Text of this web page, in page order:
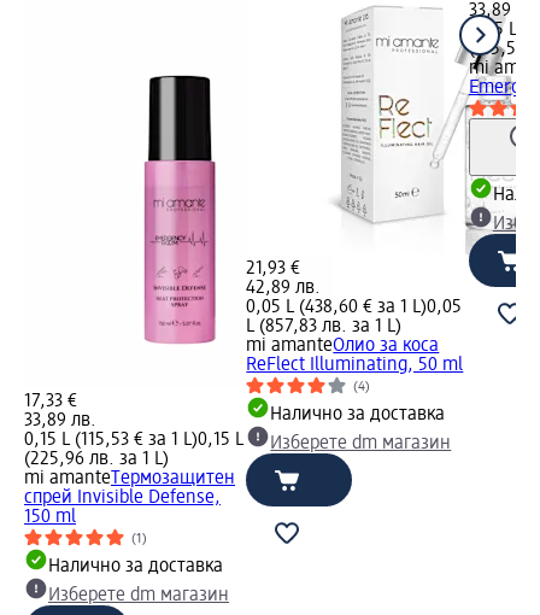
17,33 €
33,89 лв.
0,15 L (115,53 € за 1 L)0,15 L
(225,96 лв. за 1 L)
mi amante Tермозащитен
спрей Invisible Defense,
150 ml
(1)
Налично за доставка
Изберете dm магазин
21,93 €
42,89 лв.
0,05 L (438,60 € за 1 L)0,05
L (857,83 лв. за 1 L)
mi amanteОлио за коса
ReFlect Illuminating, 50 ml
(4)
Налично за доставка
Изберете dm магазин
33,89 лв.
0,25 L
(135,58
mi